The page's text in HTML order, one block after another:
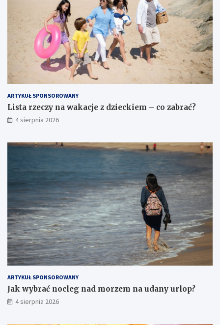
ARTYKUŁ SPONSOROWANY
Lista rzeczy na wakacje z dzieckiem – co zabrać?
4 sierpnia 2026
ARTYKUŁ SPONSOROWANY
Jak wybrać nocleg nad morzem na udany urlop?
4 sierpnia 2026